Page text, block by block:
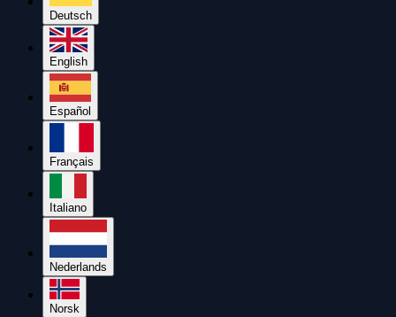
Deutsch
English
Español
Français
Italiano
Nederlands
Norsk